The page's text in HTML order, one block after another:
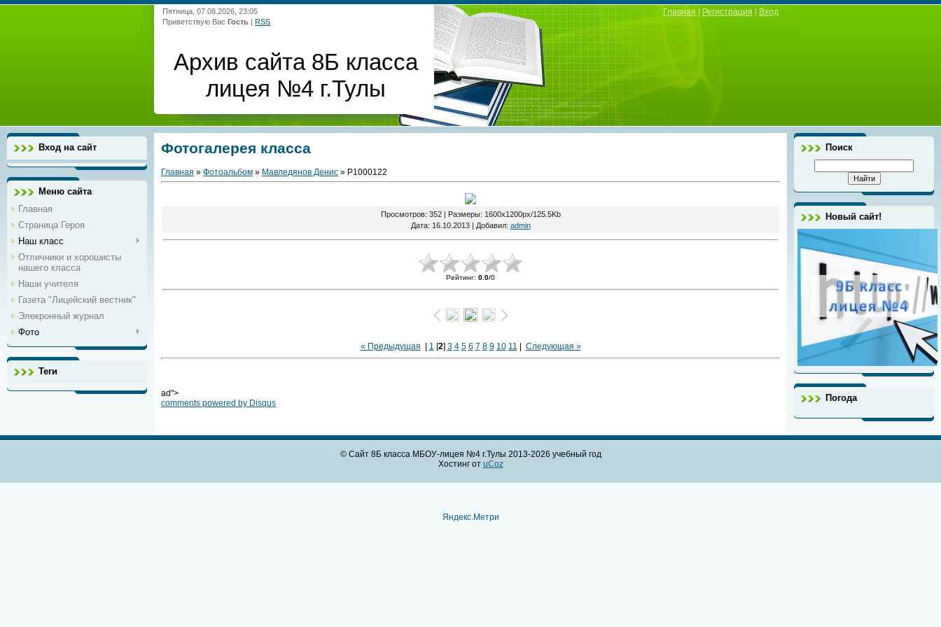
Пятница, 07.08.2026, 23:05
Приветствую Вас Гость | RSS
Архив сайта 8Б класса
лицея №4 г.Тулы
Главная Регистрация Вход
Вход на сайт
Меню сайта
Главная
Страница Героя
Наш класс
Отличники и хорошисты
нашего класса
Наши учителя
Газета "Лицейский вестник"
Элекронный журнал
Фото
Теги
Фотогалерея класса
Главная » Фотоальбом » Мавледянов Денис » P1000122
Просмотров: 352 | Размеры: 1600x1200px/125.5Kb
Дата: 16.10.2013 | Добавил: admin
Рейтинг: 0.0/0
« Предыдущая 1 [2] 3 4 5 6 7 8 9 10 11 Следующая »
ad">
comments powered by Disqus
Поиск
Новый сайт!
Погода
© Сайт 8Б класса МБОУ-лицея №4 г.Тулы 2013-2026 учебный год
Хостинг от uCoz